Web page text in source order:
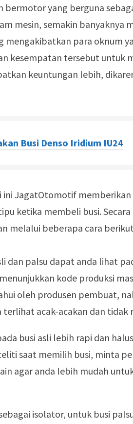
bermotor yang berguna
mesin, semakin banyaknya
mengakibatkan para oknum
kesempatan tersebut untuk
keuntungan lebih,
Busi Denso Iridium IU24
JagatOtomotif
ketika membeli busi. Secara
melalui beberapa cara
dan palsu dapat anda lihat
kode produksi
oleh produsen pembuat,
terlihat acak-acakan dan tidak
busi asli lebih rapi dan
saat memilih busi, minta
agar anda lebih mudah
isolator, untuk busi